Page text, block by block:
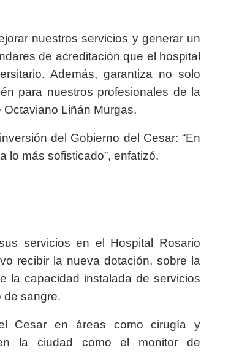
nuestros servicios y generar un
de acreditación que el hospital
Además, garantiza no solo
para nuestros profesionales de la
Liñán Murgas.
del Gobierno del Cesar: “En
lo más sofisticado”, enfatizó.
servicios en el Hospital Rosario
recibir la nueva dotación, sobre la
la capacidad instalada de servicios
de sangre.
Cesar en áreas como cirugía y
la ciudad como el monitor de